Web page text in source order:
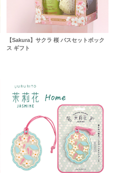
【Sakura】サクラ 桜 バスセットボック
ス ギフト